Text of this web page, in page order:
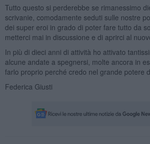
Tutto questo si perderebbe se rimanessimo
scrivanie, comodamente seduti sulle nostre
dei super eroi in grado di poter fare tutto da
metterci mai in discussione e di aprirci al
In più di dieci anni di attività ho attivato
alcune andate a spegnersi, molte ancora in
farlo proprio perché credo nel grande potere
Federica Giusti